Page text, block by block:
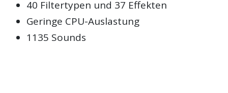
40 Filtertypen und 37 Effekten
Geringe CPU-Auslastung
1135 Sounds